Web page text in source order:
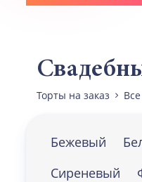
Торты на заказ
Бежевый
Сиреневый